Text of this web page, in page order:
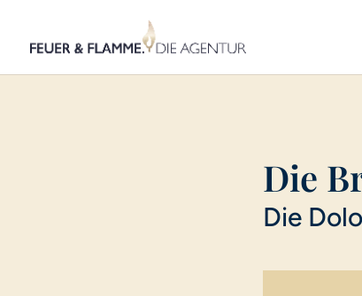
Die
Die